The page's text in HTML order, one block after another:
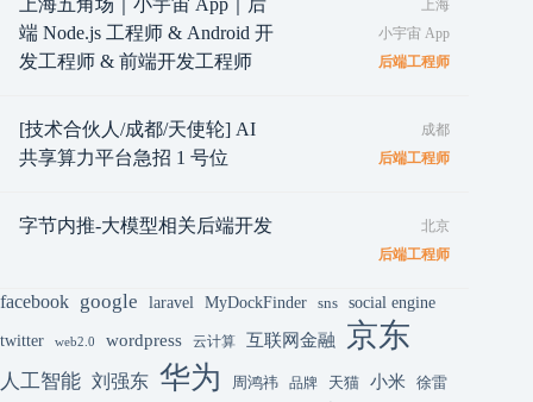
端 Node.js 工程师 & Android 开
发工程师 & 前端开发工程师
上海
小宇宙 App
后端工程师
[技术合伙人/成都/天使轮] AI
共享算力平台急招 1 号位
成都
后端工程师
字节内推-大模型相关后端开发
北京
后端工程师
facebook google laravel MyDockFinder sns social engine
twitter web2.0 wordpress 云计算 互联网金融 京东
人工智能 刘强东 华为 周鸿祎 品牌 天猫 小米 徐雷